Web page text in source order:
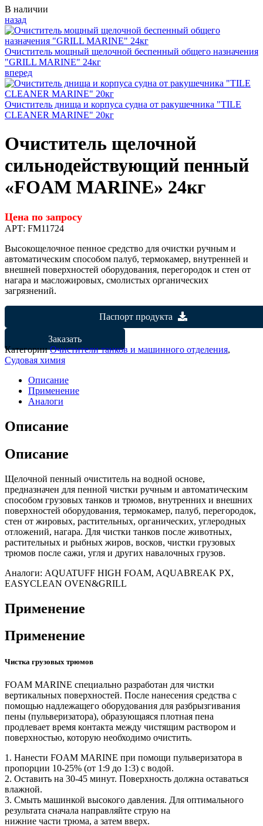
Availability:
В наличии
назад
Очиститель мощный щелочной беспенный общего назначения
"GRILL MARINE" 24кг
вперед
Очиститель днища и корпуса судна от ракушечника "TILE
CLEANER MARINE" 20кг
Очиститель щелочной
сильнодействующий пенный
«FOAM MARINE» 24кг
Цена по запросу
АРТ: FM11724
Высокощелочное пенное средство для очистки ручным и
автоматическим способом палуб, термокамер, внутренней и
внешней поверхностей оборудования, перегородок и стен от
нагара и масложировых, смолистых органических
загрязнений.
Паспорт продукта
Заказать
КатегорииОчистители танков и машинного отделения,
Судовая химия
Описание
Применение
Аналоги
Описание
Описание
Щелочной пенный очиститель на водной основе,
предназначен для пенной чистки ручным и автоматическим
способом грузовых танков и трюмов, внутренних и внешних
поверхностей оборудования, термокамер, палуб, перегородок,
стен от жировых, растительных, органических, углеродных
отложений, нагара. Для чистки танков после животных,
растительных и рыбных жиров, восков, чистки грузовых
трюмов после сажи, угля и других навалочных грузов.
Аналоги: AQUATUFF HIGH FOAM, AQUABREAK PX,
EASYCLEAN OVEN&GRILL
Применение
Применение
Чистка грузовых трюмов
FOAM MARINE специально разработан для чистки
вертикальных поверхностей. После нанесения средства с
помощью надлежащего оборудования для разбрызгивания
пены (пульверизатора), образующаяся плотная пена
продлевает время контакта между чистящим раствором и
поверхностью, которую необходимо очистить.
1. Нанести FOAM MARINE при помощи пульверизатора в
пропорции 10-25% (от 1:9 до 1:3) с водой.
2. Оставить на 30-45 минут. Поверхность должна оставаться
влажной.
3. Смыть машинкой высокого давления. Для оптимального
результата сначала направляйте струю на
нижние части трюма, а затем вверх.